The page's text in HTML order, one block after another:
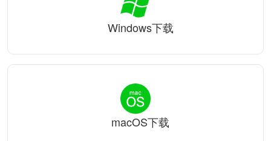
Windows下载
macOS下载